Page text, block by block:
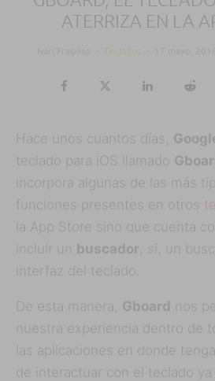
ATERRIZA EN LA
Teclados
Hace unos cuantos días,
teclado para iOS llamado
incorpora algunas de las más
funciones presentes en otros
la App Store sino que cuenta
incluir un buscador, sí, un
interfaz del teclado.
De esta manera, Gboard
nos
nuestra experiencia dentro de
las aplicaciones en donde
de interactuar con el teclado